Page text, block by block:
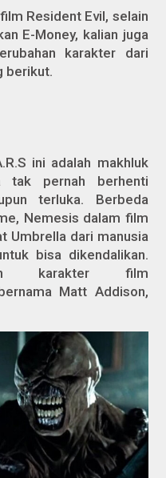
Resident Evil, selain
E-Money, kalian juga
karakter dari
berikut.
ini adalah makhluk
tak pernah berhenti
terluka. Berbeda
Nemesis dalam film
Umbrella dari manusia
bisa dikendalikan.
karakter film
Matt Addison,